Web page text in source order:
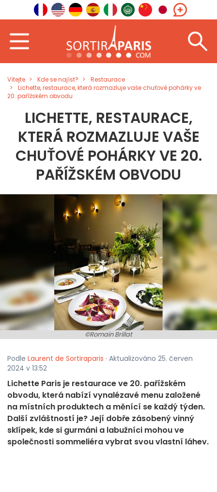
Vítejte Kde se najíst?
Restaurace
Lichette, restaurace, která rozmazluje vaše chuťové pohárky ve
20. pařížském obvodu
LICHETTE, RESTAURACE,
KTERÁ ROZMAZLUJE VAŠE
CHUŤOVÉ POHÁRKY VE 20.
PAŘÍŽSKÉM OBVODU
©Romain Brillat
Podle Laurent de Sortiraparis · Aktualizováno 25. červen
2024 v 13:52
Lichette Paris je restaurace ve 20. pařížském
obvodu, která nabízí vynalézavé menu založené
na místních produktech a měnící se každý týden.
Další zvláštností je? Její dobře zásobený vinný
sklípek, kde si gurmáni a labužníci mohou ve
společnosti sommeliéra vybrat svou vlastní láhev.